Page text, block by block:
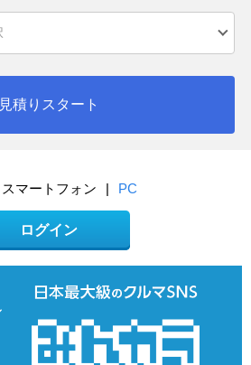
見積りスタート
スマートフォン | PC
ログイン